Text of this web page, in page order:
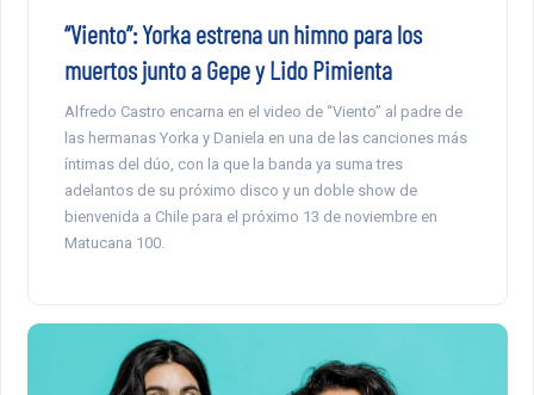
“Viento”: Yorka estrena un himno para los
muertos junto a Gepe y Lido Pimienta
Alfredo Castro encarna en el video de “Viento” al padre de
las hermanas Yorka y Daniela en una de las canciones más
íntimas del dúo, con la que la banda ya suma tres
adelantos de su próximo disco y un doble show de
bienvenida a Chile para el próximo 13 de noviembre en
Matucana 100.